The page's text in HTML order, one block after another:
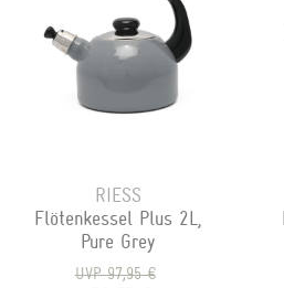
RIESS
Flötenkessel Plus 2L,
Pure Grey
UVP 97,95 €